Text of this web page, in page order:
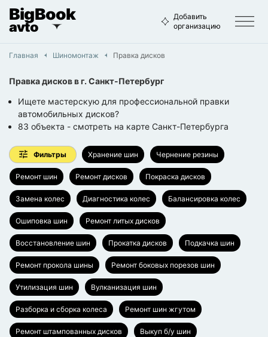
BigBook
avto
Добавить
организацию
Главная Шиномонтаж Правка дисков
Правка дисковв г. Санкт-Петербург
Ищете мастерскую для профессиональной правки
автомобильных дисков?
83 объекта - смотреть на карте Санкт-Петербурга
Фильтры Хранение шин Чернение резины
Ремонт шин Ремонт дисков Покраска дисков
Замена колес Диагностика колес Балансировка колес
Ошиповка шин Ремонт литых дисков
Восстановление шин Прокатка дисков Подкачка шин
Ремонт прокола шины Ремонт боковых порезов шин
Утилизация шин Вулканизация шин
Разборка и сборка колеса Ремонт шин жгутом
Ремонт штампованных дисков Выкуп б/у шин